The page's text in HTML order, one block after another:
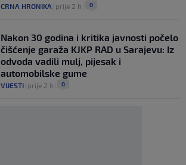
CRNA HRONIKA prije 2 h 0
Nakon 30 godina i kritika javnosti počelo
čišćenje garaža KJKP RAD u Sarajevu: Iz
odvoda vadili mulj, pijesak i
automobilske gume
VIJESTI prije 2 h 0